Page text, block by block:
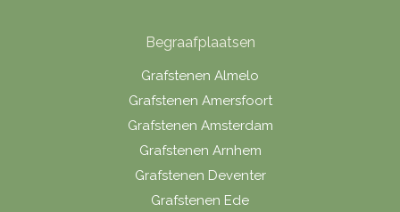
Begraafplaatsen
Grafstenen Almelo
Grafstenen Amersfoort
Grafstenen Amsterdam
Grafstenen Arnhem
Grafstenen Deventer
Grafstenen Ede